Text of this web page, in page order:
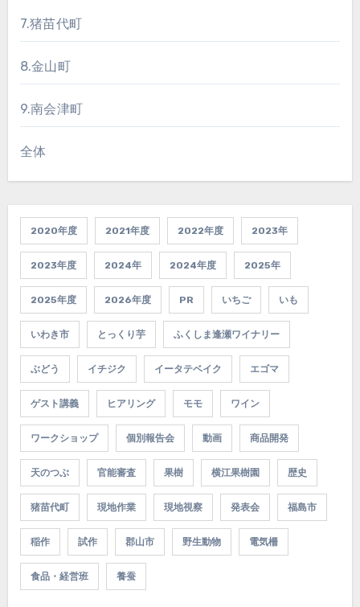
7.猪苗代町
8.金山町
9.南会津町
全体
2020年度 2021年度 2022年度 2023年
2023年度 2024年 2024年度 2025年
2025年度 2026年度 PR いちご いも
いわき市 とっくり芋 ふくしま逢瀬ワイナリー
ぶどう イチジク イータテベイク エゴマ
ゲスト講義 ヒアリング モモ ワイン
ワークショップ 個別報告会 動画 商品開発
天のつぶ 官能審査 果樹 横江果樹園 歴史
猪苗代町 現地作業 現地視察 発表会 福島市
稲作 試作 郡山市 野生動物 電気柵
食品・経営班 養蚕